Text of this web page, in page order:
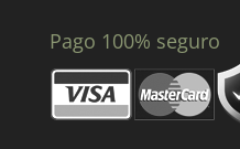
Pago 100% seguro